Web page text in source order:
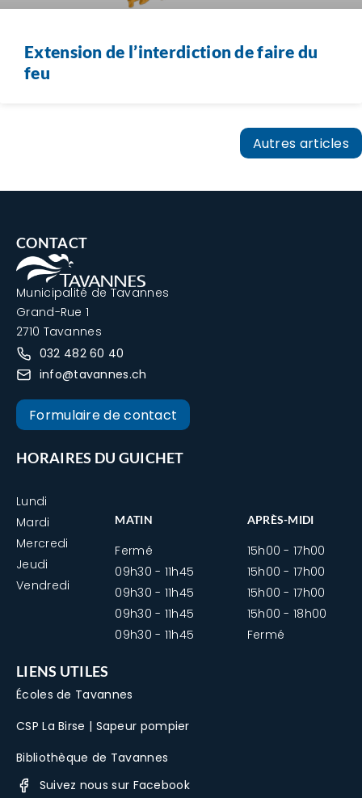
Extension de l’interdiction de faire du
feu
Autres articles
CONTACT
Municipalité de Tavannes
Grand-Rue 1
2710 Tavannes
032 482 60 40
info@tavannes.ch
Formulaire de contact
HORAIRES DU GUICHET
Lundi
Mardi
Mercredi
Jeudi
Vendredi
MATIN
Fermé
09h30 - 11h45
09h30 - 11h45
09h30 - 11h45
09h30 - 11h45
APRÈS-MIDI
15h00 - 17h00
15h00 - 17h00
15h00 - 17h00
15h00 - 18h00
Fermé
LIENS UTILES
Écoles de Tavannes
CSP La Birse | Sapeur pompier
Bibliothèque de Tavannes
Suivez nous sur Facebook